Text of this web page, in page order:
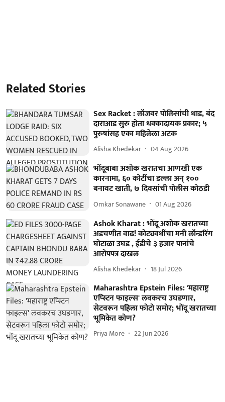
Related Stories
Sex Racket : लॉजवर पोलिसांची धाड, बंद
दाराआड सुरु होता धक्कादायक प्रकार; ५
पुरुषांसह एका महिलेला अटक
Alisha Khedekar 04 Aug 2026
भोंदूबाबा अशोक खरातचा आणखी एक
कारनामा, ६० कोटींचा डल्ला अन् १००
बनावट खाती, ७ दिवसांची पोलीस कोठडी
Omkar Sonawane 01 Aug 2026
Ashok Kharat : भोंदू अशोक खरातच्या
अडचणीत वाढ! कोट्यवधींचा मनी लॉन्डरिंग
घोटाळा उघड , ईडीचे ३ हजार पानांचे
आरोपपत्र दाखल
Alisha Khedekar 18 Jul 2026
Maharashtra Epstein Files: 'महाराष्ट्र
एप्स्टिन फाइल्स' लवकरच उघडणार,
सेटवरून पहिला फोटो समोर; भोंदू खरातच्या
भूमिकेत कोण?
Priya More 22 Jun 2026